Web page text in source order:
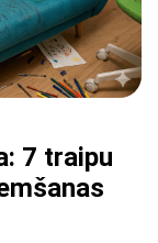
7 traipu